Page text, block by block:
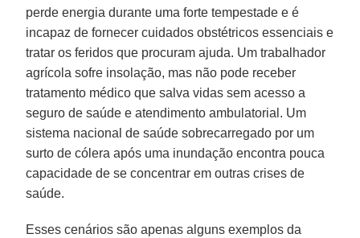
perde energia durante uma forte tempestade e é
incapaz de fornecer cuidados obstétricos essenciais e
tratar os feridos que procuram ajuda. Um trabalhador
agrícola sofre insolação, mas não pode receber
tratamento médico que salva vidas sem acesso a
seguro de saúde e atendimento ambulatorial. Um
sistema nacional de saúde sobrecarregado por um
surto de cólera após uma inundação encontra pouca
capacidade de se concentrar em outras crises de
saúde.
Esses cenários são apenas alguns exemplos da